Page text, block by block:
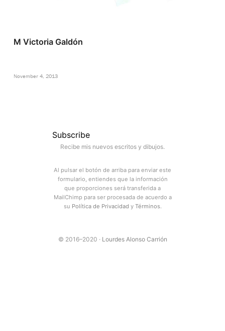
M Victoria Galdón
November 4, 2013
Subscribe
Recibe mis nuevos escritos y dibujos.
Al pulsar el botón de arriba para enviar este
formulario, entiendes que la información
que proporciones será transferida a
MailChimp para ser procesada de acuerdo a
su Política de Privacidad y Términos.
© 2016–2020 · Lourdes Alonso Carrión